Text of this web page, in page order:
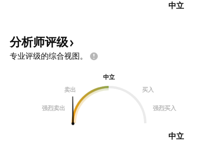
中立
分析师评级
专业评级的综合视图。
中立
卖出
买入
强烈卖出 强烈买入
中立